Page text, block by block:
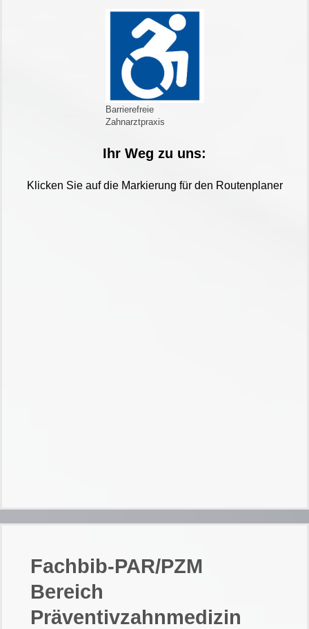
Barrierefreie
Zahnarztpraxis
Ihr Weg zu uns:
Klicken Sie auf die Markierung für den Routenplaner
Fachbib-PAR/PZM
Bereich
Präventivzahnmedizin